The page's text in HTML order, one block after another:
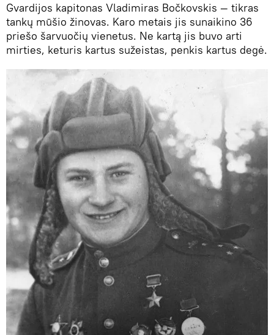
Gvardijos kapitonas Vladimiras Bočkovskis — tikras
tankų mūšio žinovas. Karo metais jis sunaikino 36
priešo šarvuočių vienetus. Ne kartą jis buvo arti
mirties, keturis kartus sužeistas, penkis kartus degė.